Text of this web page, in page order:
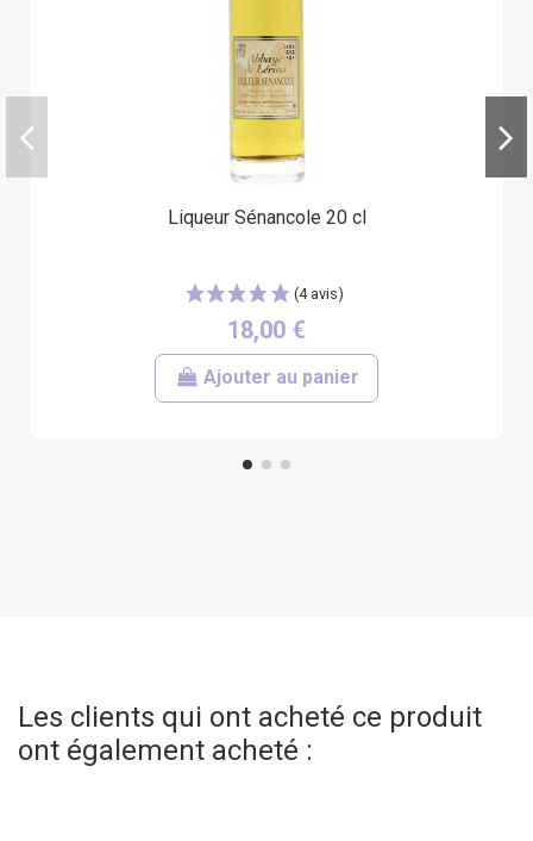
Liqueur Sénancole 20 cl
18,00 €
Ajouter au panier
Les clients qui ont acheté ce produit
ont également acheté :